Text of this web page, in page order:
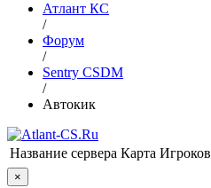
Атлант КС
/
Форум
/
Sentry CSDM
/
Автокик
Название сервера Карта Игроков
×